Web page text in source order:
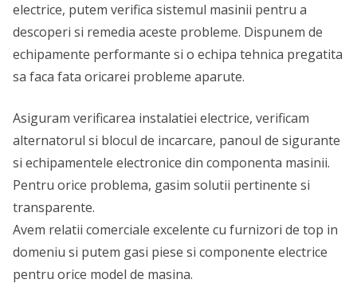
electrice, putem verifica sistemul masinii pentru a
descoperi si remedia aceste probleme. Dispunem de
echipamente performante si o echipa tehnica pregatita
sa faca fata oricarei probleme aparute.
Asiguram verificarea instalatiei electrice, verificam
alternatorul si blocul de incarcare, panoul de sigurante
si echipamentele electronice din componenta masinii.
Pentru orice problema, gasim solutii pertinente si
transparente.
Avem relatii comerciale excelente cu furnizori de top in
domeniu si putem gasi piese si componente electrice
pentru orice model de masina.